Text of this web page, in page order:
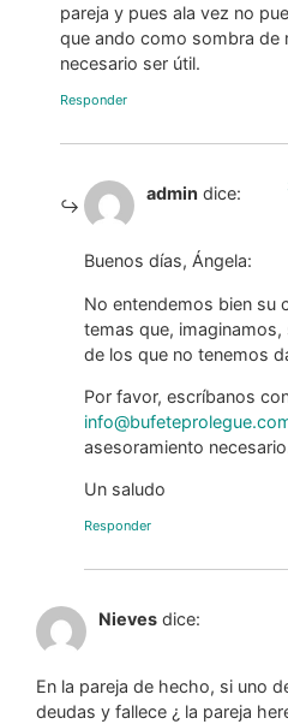
pareja y pues ala vez no
que ando como sombra de
necesario ser útil.
Responder
admin dice:
Buenos días, Ángela:
No entendemos bien su
temas que,
de los que no tenemos
Por favor, escríbanos
asesoramiento
Un saludo
Responder
Nieves dice:
En la pareja de hecho, si uno
deudas y fallece ¿ la pareja